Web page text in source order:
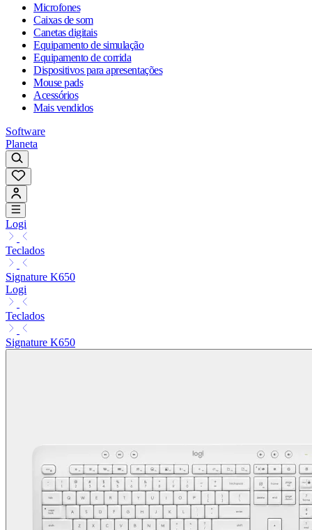
Microfones
Caixas de som
Canetas digitais
Equipamento de simulação
Equipamento de corrida
Dispositivos para apresentações
Mouse pads
Acessórios
Mais vendidos
Software
Planeta
Logi
Teclados
Signature K650
Logi
Teclados
Signature K650